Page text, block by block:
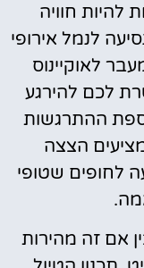
להיות חוויה
לנמל אירופי
לאוקיינוס
לכם להירגע
ההתרגשות
הצצה
לחופים שטופי
אם זה מהירות